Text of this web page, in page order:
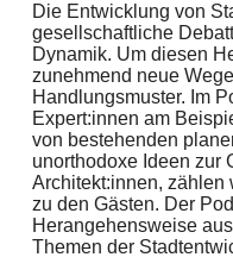
Die Entwicklung von
gesellschaftliche
Dynamik. Um diesen
zunehmend neue
Handlungsmuster. Im
Expert:innen am
von bestehenden
unorthodoxe Ideen zur
Architekt:innen, zählen
zu den Gästen. Der
Herangehensweise
Themen der